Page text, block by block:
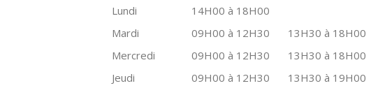
Lundi
14H00 à 18H00
Mardi
09H00 à 12H30
13H30 à 18H00
Mercredi
09H00 à 12H30
13H30 à 18H00
Jeudi
09H00 à 12H30 13H30 à 19H00